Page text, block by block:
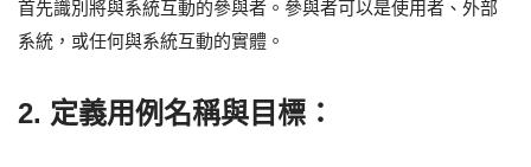
首先識別將與系統互動的參與者。參與者可以是使用者、外部
系統，或任何與系統互動的實體。
2. 定義用例名稱與目標：